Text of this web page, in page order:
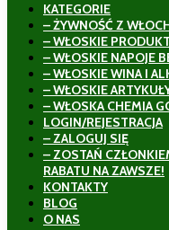
KATEGORIE
– ŻYWNOŚĆ Z
– WŁOSKIE
– WŁOSKIE NAPOJE
– WŁOSKIE WINA I
– WŁOSKIE
– WŁOSKA CHEMIA
LOGIN/REJESTRACJA
– ZALOGUJ SIĘ
– ZOSTAŃ
RABATU NA ZAWSZE!
KONTAKTY
BLOG
O NAS